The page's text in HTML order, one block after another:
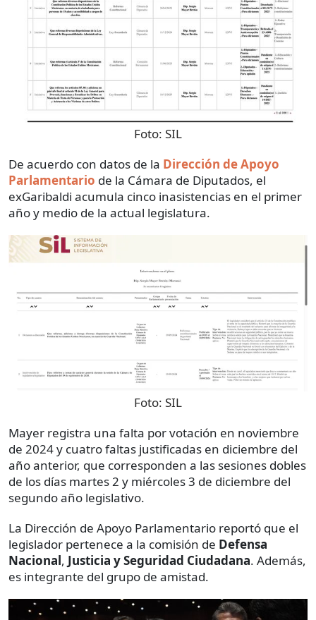
Foto: SIL
De acuerdo con datos de la Dirección de Apoyo
Parlamentario de la Cámara de Diputados, el
exGaribaldi acumula cinco inasistencias en el primer
año y medio de la actual legislatura.
Foto: SIL
Mayer registra una falta por votación en noviembre
de 2024 y cuatro faltas justificadas en diciembre del
año anterior, que corresponden a las sesiones dobles
de los días martes 2 y miércoles 3 de diciembre del
segundo año legislativo.
La Dirección de Apoyo Parlamentario reportó que el
legislador pertenece a la comisión de Defensa
Nacional, Justicia y Seguridad Ciudadana. Además,
es integrante del grupo de amistad.